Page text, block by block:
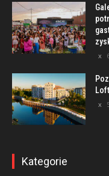
Kategorie